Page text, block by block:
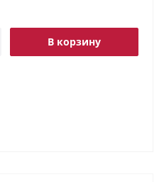
В корзину